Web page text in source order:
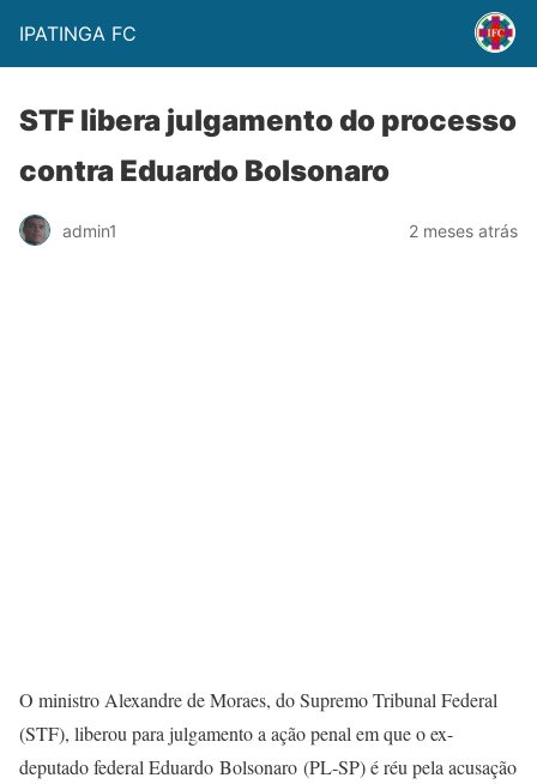
IPATINGA FC
STF libera julgamento do processo
contra Eduardo Bolsonaro
admin1 2 meses atrás
O ministro Alexandre de Moraes, do Supremo Tribunal Federal
(STF), liberou para julgamento a ação penal em que o ex-
deputado federal Eduardo Bolsonaro (PL-SP) é réu pela acusação